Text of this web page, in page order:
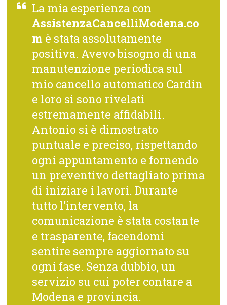
La mia esperienza con
AssistenzaCancelliModena.co
m è stata assolutamente
positiva. Avevo bisogno di una
manutenzione periodica sul
mio cancello automatico Cardin
e loro si sono rivelati
estremamente affidabili.
Antonio si è dimostrato
puntuale e preciso, rispettando
ogni appuntamento e fornendo
un preventivo dettagliato prima
di iniziare i lavori. Durante
tutto l’intervento, la
comunicazione è stata costante
e trasparente, facendomi
sentire sempre aggiornato su
ogni fase. Senza dubbio, un
servizio su cui poter contare a
Modena e provincia.